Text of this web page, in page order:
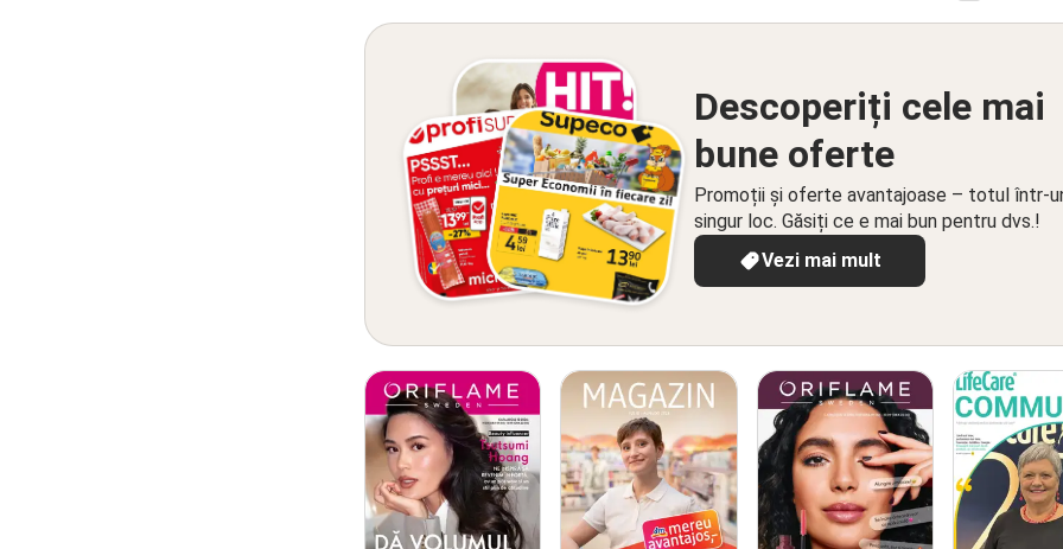
Descoperiți cele mai
bune oferte
Promoții și oferte avantajoase – totul într-
singur loc. Găsiți ce e mai bun pentru dvs.!
Vezi mai mult